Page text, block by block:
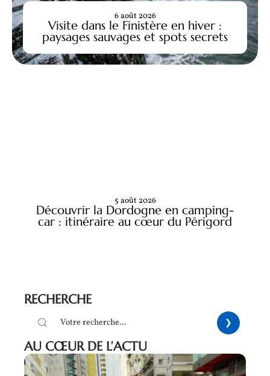
Visite dans le Finistère en hiver :
paysages sauvages et spots secrets
6 août 2026
Découvrir la Dordogne en camping-
car : itinéraire au cœur du Périgord
5 août 2026
RECHERCHE
AU CŒUR DE L’ACTU